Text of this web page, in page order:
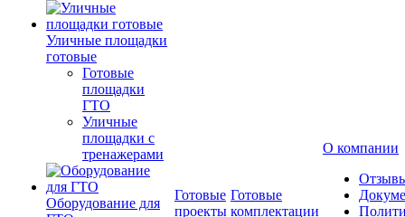
Уличные площадки
готовые
Готовые
площадки
ГТО
Уличные
площадки с
тренажерами
Оборудование для
Готовые
проекты
Готовые
комплектации
О компании